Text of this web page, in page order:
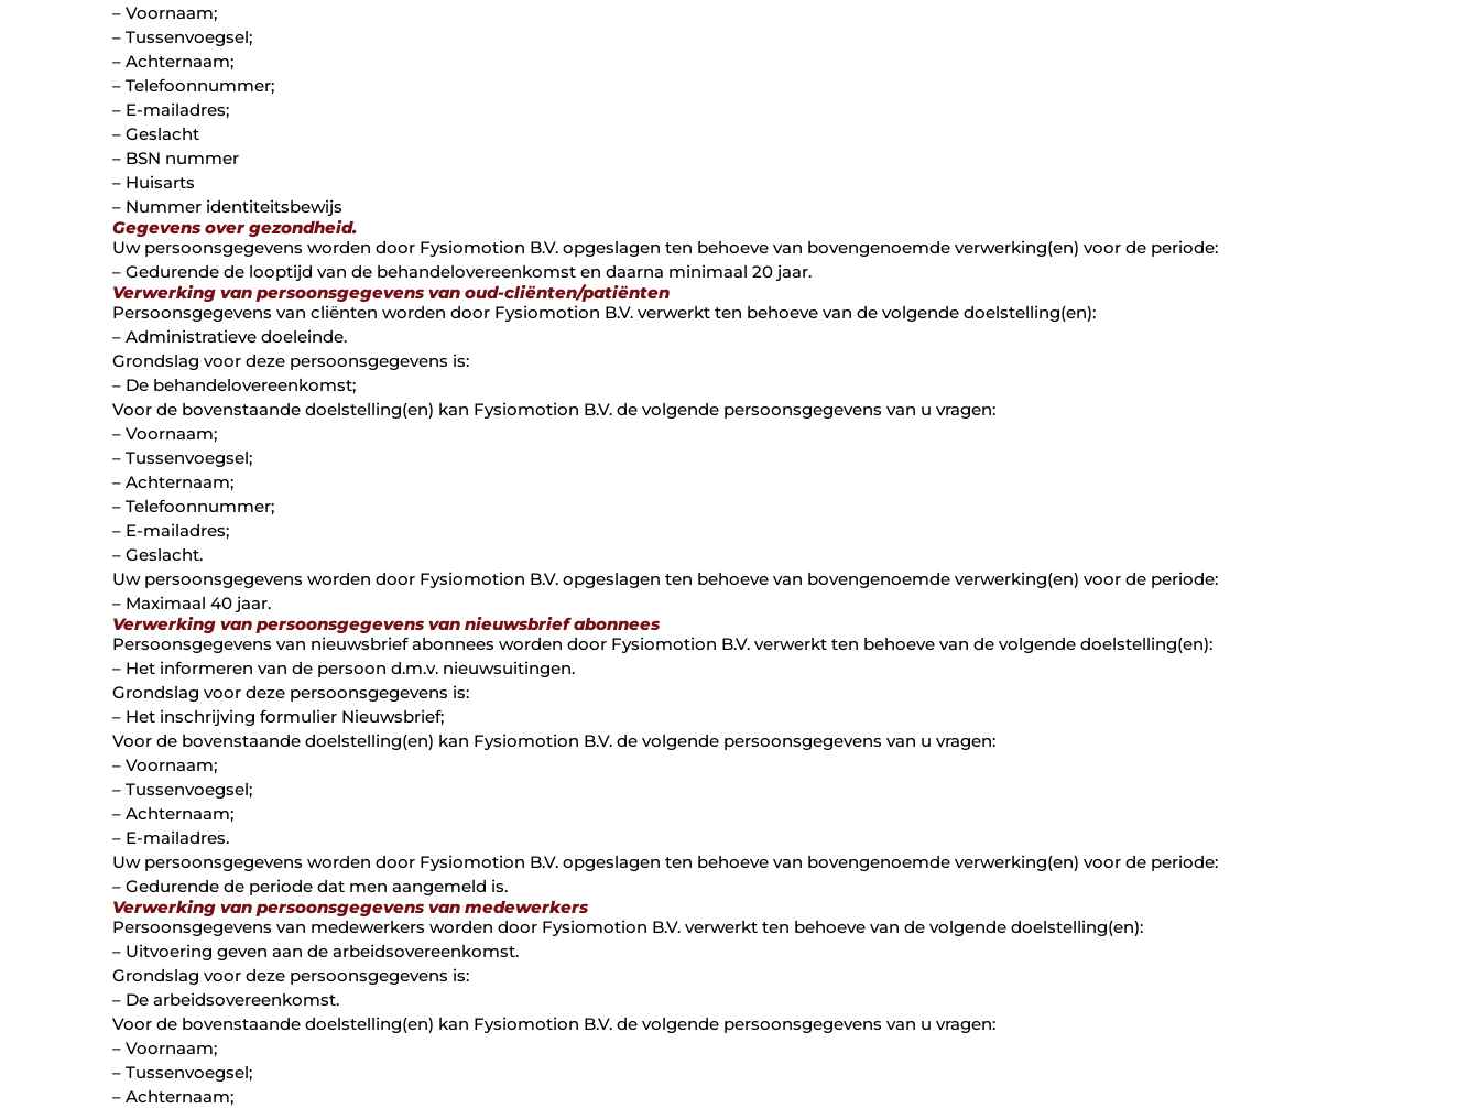
– Voornaam;
– Tussenvoegsel;
– Achternaam;
– Telefoonnummer;
– E-mailadres;
– Geslacht
– BSN nummer
– Huisarts
– Nummer identiteitsbewijs
Gegevens over gezondheid.
Uw persoonsgegevens worden door Fysiomotion B.V. opgeslagen ten behoeve van bovengenoemde verwerking(en) voor de periode:
– Gedurende de looptijd van de behandelovereenkomst en daarna minimaal 20 jaar.
Verwerking van persoonsgegevens van oud-cliënten/patiënten
Persoonsgegevens van cliënten worden door Fysiomotion B.V. verwerkt ten behoeve van de volgende doelstelling(en):
– Administratieve doeleinde.
Grondslag voor deze persoonsgegevens is:
– De behandelovereenkomst;
Voor de bovenstaande doelstelling(en) kan Fysiomotion B.V. de volgende persoonsgegevens van u vragen:
– Voornaam;
– Tussenvoegsel;
– Achternaam;
– Telefoonnummer;
– E-mailadres;
– Geslacht.
Uw persoonsgegevens worden door Fysiomotion B.V. opgeslagen ten behoeve van bovengenoemde verwerking(en) voor de periode:
– Maximaal 40 jaar.
Verwerking van persoonsgegevens van nieuwsbrief abonnees
Persoonsgegevens van nieuwsbrief abonnees worden door Fysiomotion B.V. verwerkt ten behoeve van de volgende doelstelling(en):
– Het informeren van de persoon d.m.v. nieuwsuitingen.
Grondslag voor deze persoonsgegevens is:
– Het inschrijving formulier Nieuwsbrief;
Voor de bovenstaande doelstelling(en) kan Fysiomotion B.V. de volgende persoonsgegevens van u vragen:
– Voornaam;
– Tussenvoegsel;
– Achternaam;
– E-mailadres.
Uw persoonsgegevens worden door Fysiomotion B.V. opgeslagen ten behoeve van bovengenoemde verwerking(en) voor de periode:
– Gedurende de periode dat men aangemeld is.
Verwerking van persoonsgegevens van medewerkers
Persoonsgegevens van medewerkers worden door Fysiomotion B.V. verwerkt ten behoeve van de volgende doelstelling(en):
– Uitvoering geven aan de arbeidsovereenkomst.
Grondslag voor deze persoonsgegevens is:
– De arbeidsovereenkomst.
Voor de bovenstaande doelstelling(en) kan Fysiomotion B.V. de volgende persoonsgegevens van u vragen:
– Voornaam;
– Tussenvoegsel;
– Achternaam;